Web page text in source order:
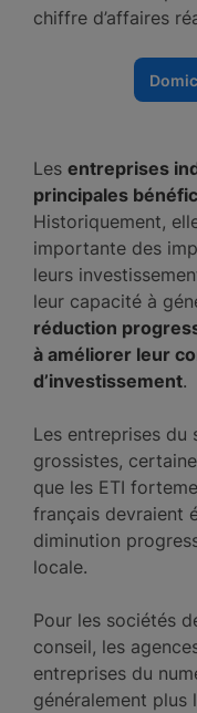
chiffre d’affaires
Les entreprises
principales
Historiquement,
importante des
leurs
leur capacité à
réduction
à améliorer leur
d’investissement.
Les entreprises du
grossistes,
que les ETI
français devraient
diminution
locale.
Pour les sociétés
conseil, les
entreprises du
généralement plus